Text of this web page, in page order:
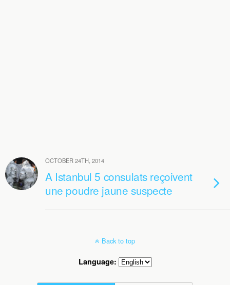
OCTOBER 24TH, 2014
A Istanbul 5 consulats reçoivent
une poudre jaune suspecte
Back to top
Language: